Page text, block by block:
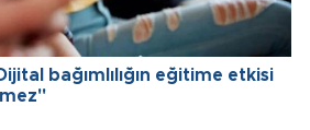
bağımlılığın eğitime etkisi